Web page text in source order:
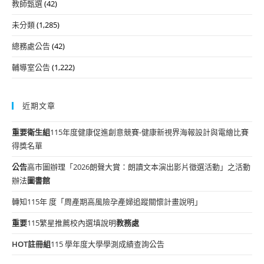
教師甄選(42)
未分類(1,285)
總務處公告(42)
輔導室公告(1,222)
近期文章
重要衛生組115年度健康促進創意競賽-健康新視界海報設計與電繪比賽
得獎名單
公告高市圖辦理「2026朗聲大賞：朗讀文本演出影片徵選活動」之活動
辦法圖書館
轉知115年 度「周產期高風險孕產婦追蹤關懷計畫說明」
重要115繁星推薦校內選填說明教務處
HOT註冊組115 學年度大學學測成績查詢公告